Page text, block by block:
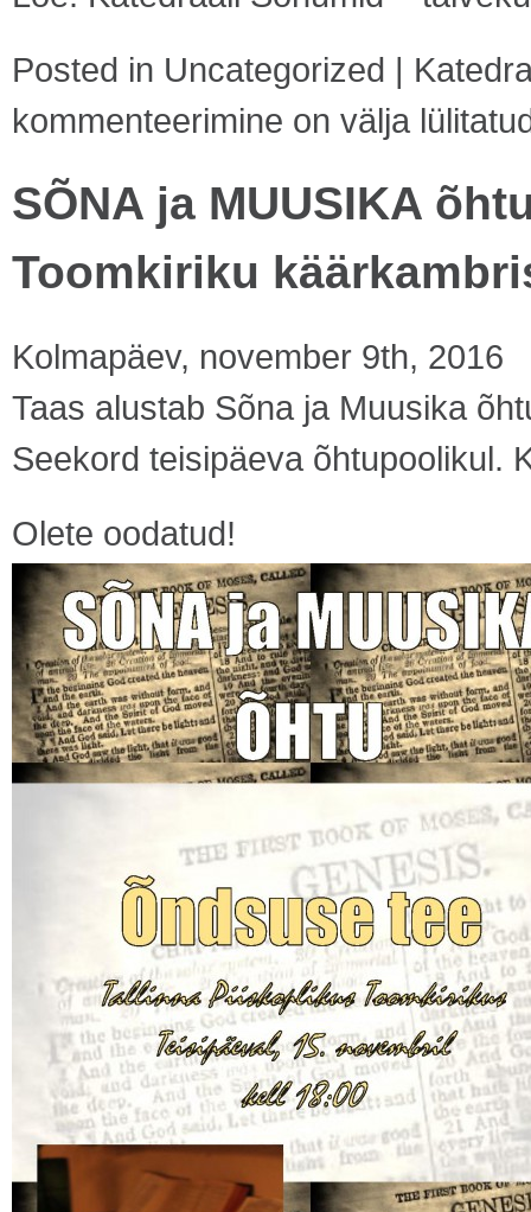
Posted in Uncategorized |
kommenteerimine on välja
SÕNA ja MUUSIKA
Toomkiriku
Kolmapäev, november 9th, 2016
Taas alustab Sõna ja Muusika
Seekord teisipäeva õhtupoolikul.
Olete oodatud!